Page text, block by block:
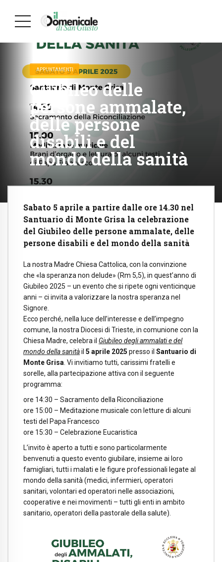
APPUNTAMENTI
Giubileo delle
persone ammalate,
delle persone
disabili e del
mondo della sanità
Sabato 5 aprile a partire dalle ore 14.30 nel
Santuario di Monte Grisa la celebrazione
del Giubileo delle persone ammalate, delle
persone disabili e del mondo della sanità
La nostra Madre Chiesa Cattolica, con la convinzione
che «la speranza non delude» (Rm 5,5), in quest’anno di
Giubileo 2025 – un evento che si ripete ogni venticinque
anni – ci invita a valorizzare la nostra speranza nel
Signore.
Ecco perché, nella luce dell’interesse e dell’impegno
comune, la nostra Diocesi di Trieste, in comunione con la
Chiesa Madre, celebra il Giubileo degli ammalati e del
mondo della sanitàil 5 aprile 2025 presso il Santuario di
Monte Grisa . Vi invitiamo tutti, carissimi fratelli e
sorelle, alla partecipazione attiva con il seguente
programma:
ore 14:30 – Sacramento della Riconciliazione
ore 15:00 – Meditazione musicale con letture di alcuni
testi del Papa Francesco
ore 15:30 – Celebrazione Eucaristica
L’invito è aperto a tutti e sono particolarmente
benvenuti a questo evento giubilare, insieme ai loro
famigliari, tutti i malati e le figure professionali legate al
mondo della sanità (medici, infermieri, operatori
sanitari, volontari ed operatori nelle associazioni,
cooperative e nei movimenti – tutti gli enti in ambito
sanitario, operatori della pastorale della salute).